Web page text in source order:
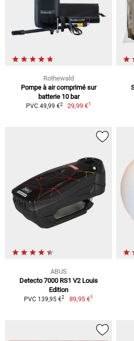
Rothewald
Pompe à air comprimé sur
batterie 10 bar
PVC 49,99 €2 29,99 €1
ABUS
Detecto 7000 RS1 V2 Louis
Edition
PVC 139,95 €2 89,95 €1